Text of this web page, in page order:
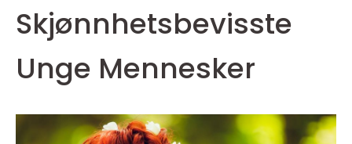
Skjønnhetsbevisste
Unge Mennesker